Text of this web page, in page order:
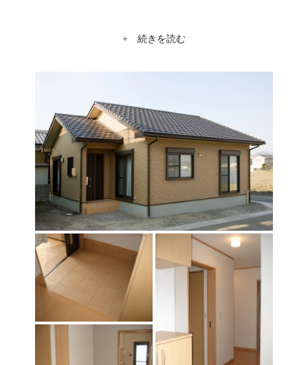
北、東の道路幅を上手く利用することで全ての居室へ十
暮らす平屋創り」の落着いた仕上がりとなりました。
+ 続きを読む